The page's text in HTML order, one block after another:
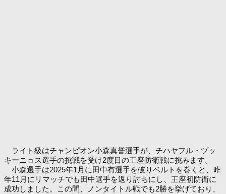
ライト級はチャンピオン小森真誉選手が、チハヤフル・ヅッ
キーニョス選手の挑戦を受け2度目の王座防衛戦に挑みます。
小森選手は2025年1月に田中有選手を破りベルトを巻くと、昨
年11月にリマッチでも田中選手を返り討ちにし、王座初防衛に
成功しました。この間、ノンタイトル戦でも2勝を挙げており、